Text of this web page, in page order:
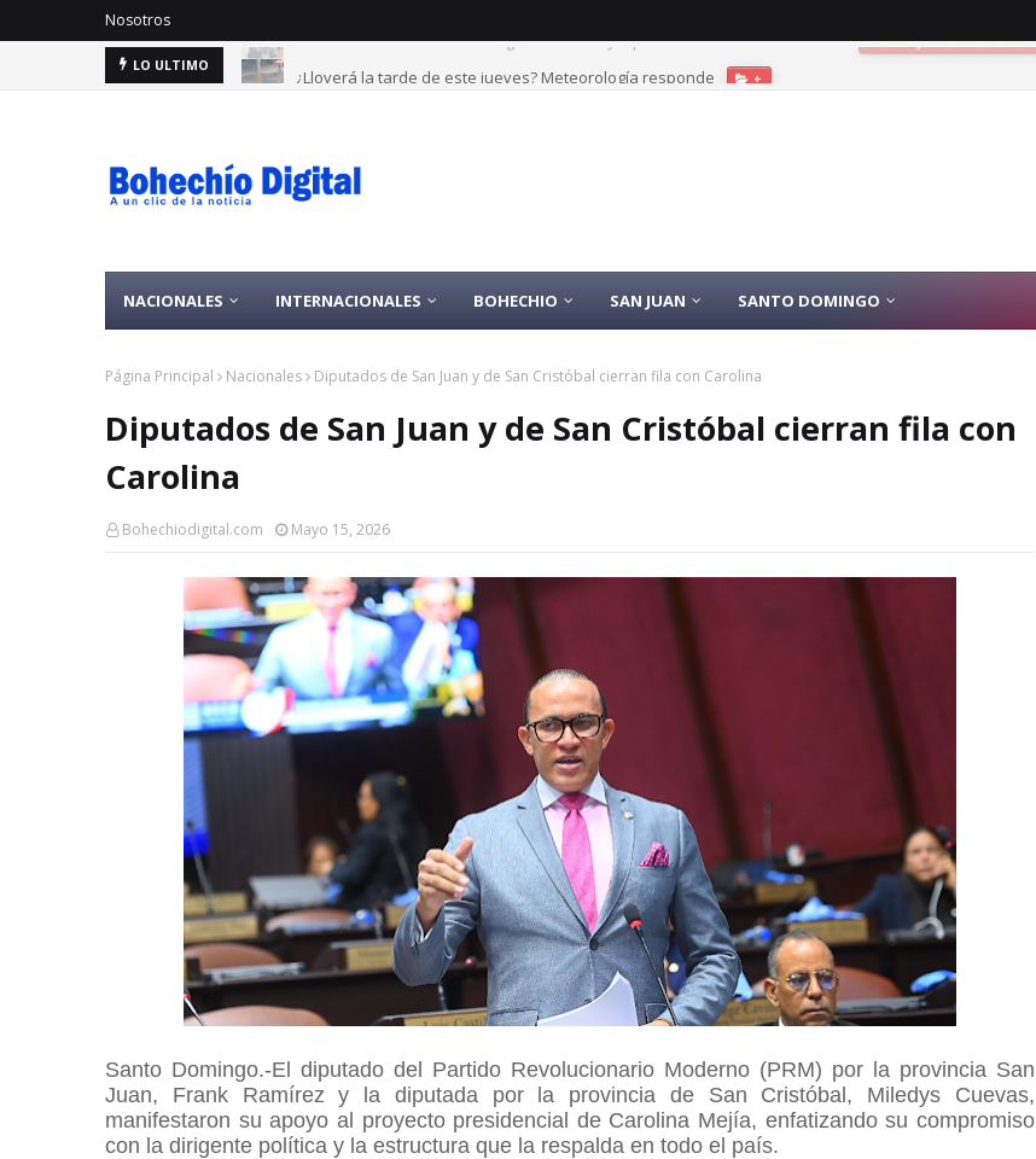
Nosotros
LO ULTIMO +
NACIONALES INTERNACIONALES BOHECHIO SAN JUAN SANTO DOMINGO
Página Principal Nacionales Diputados de San Juan y de San Cristóbal cierran fila con Carolina
Diputados de San Juan y de San Cristóbal cierran fila con
Carolina
Bohechiodigital.com Mayo 15, 2026
Santo Domingo.-El diputado del Partido Revolucionario Moderno (PRM) por la provincia San
Juan, Frank Ramírez y la diputada por la provincia de San Cristóbal, Miledys Cuevas,
manifestaron su apoyo al proyecto presidencial de Carolina Mejía, enfatizando su compromiso
con la dirigente política y la estructura que la respalda en todo el país.